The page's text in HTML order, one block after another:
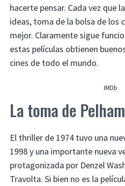
hacerte pensar. Cada vez que
ideas, toma de la bolsa de los
mejor. Claramente sigue
estas películas obtienen
cines de todo el mundo.
IMDb
La toma de
El thriller de 1974 tuvo una
1998 y una importante nueva
protagonizada por Denzel
Travolta. Si bien no es la